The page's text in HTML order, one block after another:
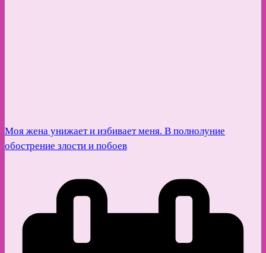
Моя жена унижает и избивает меня. В полнолуние
обострение злости и побоев